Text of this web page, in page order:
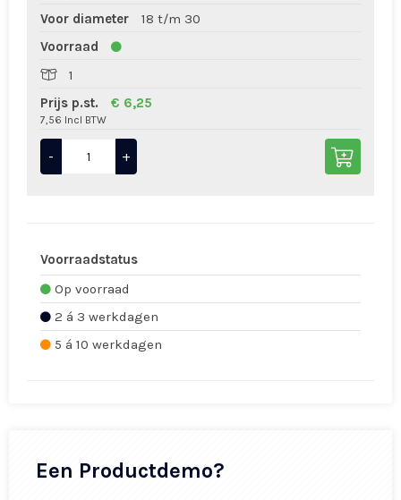
Voor diameter
18 t/m 30
Voorraad
1
Prijs p.st.
€ 6,25
7,56 Incl BTW
- +
Voorraadstatus
Op voorraad
2 á 3 werkdagen
5 á 10 werkdagen
Een Productdemo?